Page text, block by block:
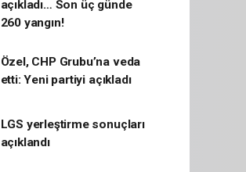
açıkladı… Son üç günde
260 yangın!
Özel, CHP Grubu’na veda
etti: Yeni partiyi açıkladı
LGS yerleştirme sonuçları
açıklandı